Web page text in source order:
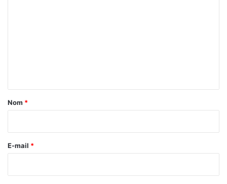
a
e
Nom *
E-mail *